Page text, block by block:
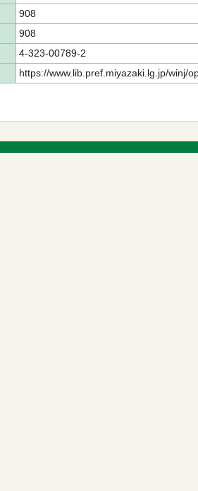
908
908
4-323-00789-2
https://www.lib.pref.miyazaki.lg.jp/winj/